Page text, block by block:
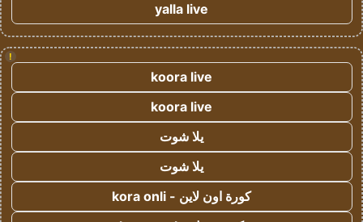
yalla live
!
koora live
koora live
يلا شوت
يلا شوت
كورة اون لاين - kora onli